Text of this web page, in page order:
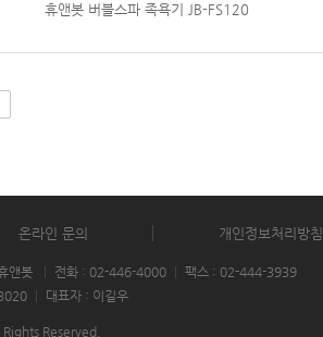
휴앤봇 버블스파 족욕기 JB-FS120
온라인 문의 개인정보처리방침
앤봇 전화 : 02-446-4000
팩스 : 02-444-3939
대표자 : 이길우
Reserved.